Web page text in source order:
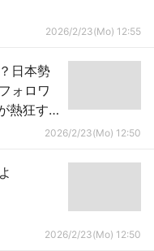
2026/2/23(Mo) 12:55
日本勢
ォロワ
熱狂する
→「衝2026/2/23(Mo) 12:50
2026/2/23(Mo) 12:50